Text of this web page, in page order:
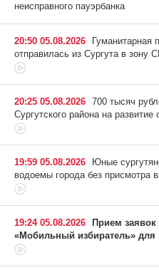
неисправного пауэрбанка
20:50 05.08.2026
Гуманитарная
отправилась из Сургута в зону
20:25 05.08.2026 700 тысяч
Сургутского района на развитие
19:59 05.08.2026
Юные
водоемы города без присмотра
19:24 05.08.2026
Прием заявок
«Мобильный избиратель» для